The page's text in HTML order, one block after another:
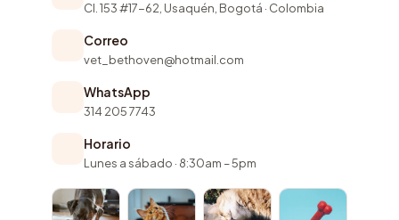
Cl. 153 #17-62, Usaquén, Bogotá · Colombia
Correo
vet_bethoven@hotmail.com
WhatsApp
314 205 7743
Horario
Lunes a sábado · 8:30am – 5pm